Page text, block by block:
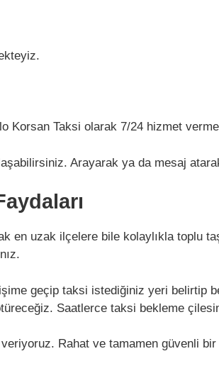
Korsan Taksi olarak 7/24 hizmet
Arayarak ya da mesaj
en uzak ilçelere bile kolaylıkla toplu
geçip taksi istediğiniz yeri belirtip
Saatlerce taksi bekleme
Rahat ve tamamen güvenli bir